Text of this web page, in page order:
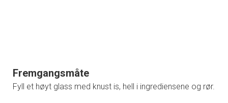
Fremgangsmåte
Fyll et høyt glass med knust is, hell i ingrediensene og rør.